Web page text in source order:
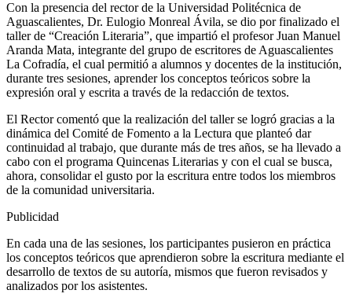
Con la presencia del rector de la Universidad Politécnica de
Aguascalientes, Dr. Eulogio Monreal Ávila, se dio por finalizado el
taller de “Creación Literaria”, que impartió el profesor Juan Manuel
Aranda Mata, integrante del grupo de escritores de Aguascalientes
La Cofradía, el cual permitió a alumnos y docentes de la institución,
durante tres sesiones, aprender los conceptos teóricos sobre la
expresión oral y escrita a través de la redacción de textos.
El Rector comentó que la realización del taller se logró gracias a la
dinámica del Comité de Fomento a la Lectura que planteó dar
continuidad al trabajo, que durante más de tres años, se ha llevado a
cabo con el programa Quincenas Literarias y con el cual se busca,
ahora, consolidar el gusto por la escritura entre todos los miembros
de la comunidad universitaria.
Publicidad
En cada una de las sesiones, los participantes pusieron en práctica
los conceptos teóricos que aprendieron sobre la escritura mediante el
desarrollo de textos de su autoría, mismos que fueron revisados y
analizados por los asistentes.